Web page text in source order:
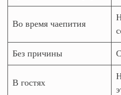
Во время чаепития
Без причины
В гостях